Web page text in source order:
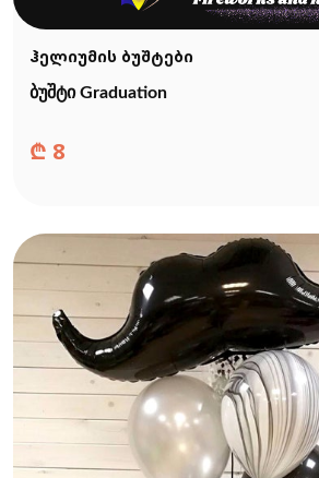
ჰელიუმის ბუშტები
ბუშტი Graduation
₾ 8